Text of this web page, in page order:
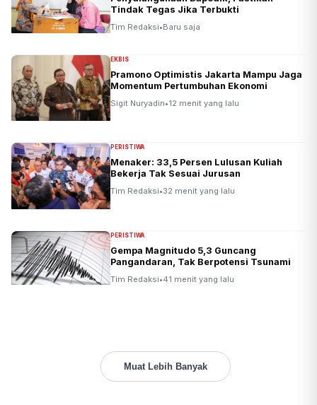
Tindak Tegas Jika Terbukti
Tim Redaksi•Baru saja
EKBIS
Pramono Optimistis Jakarta Mampu Jaga
Momentum Pertumbuhan Ekonomi
Sigit Nuryadin•12 menit yang lalu
PERISTIWA
Menaker: 33,5 Persen Lulusan Kuliah
Bekerja Tak Sesuai Jurusan
Tim Redaksi•32 menit yang lalu
PERISTIWA
Gempa Magnitudo 5,3 Guncang
Pangandaran, Tak Berpotensi Tsunami
Tim Redaksi•41 menit yang lalu
Muat Lebih Banyak